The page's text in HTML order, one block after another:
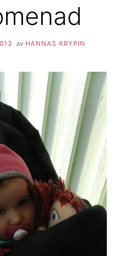
av HANNAS KRYPIN